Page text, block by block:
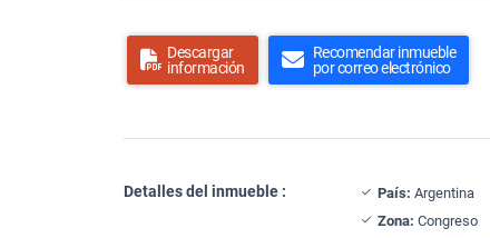
Descargar
información
Recomendar inmueble
por correo electrónico
Detalles del inmueble : País: Argentina
Zona: Congreso